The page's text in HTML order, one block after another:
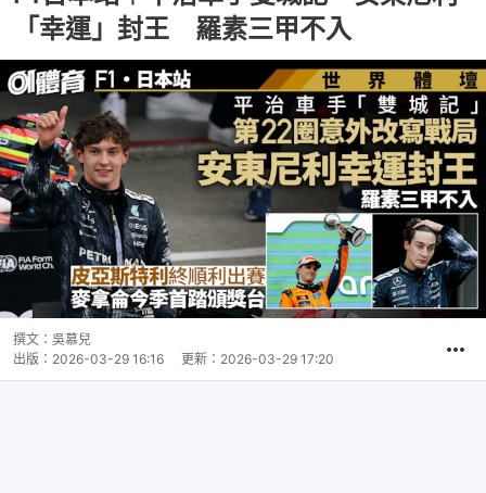
「幸運」封王 羅素三甲不入
撰文： 吳慕兒
出版： 2026-03-29 16:16 更新： 2026-03-29 17:20